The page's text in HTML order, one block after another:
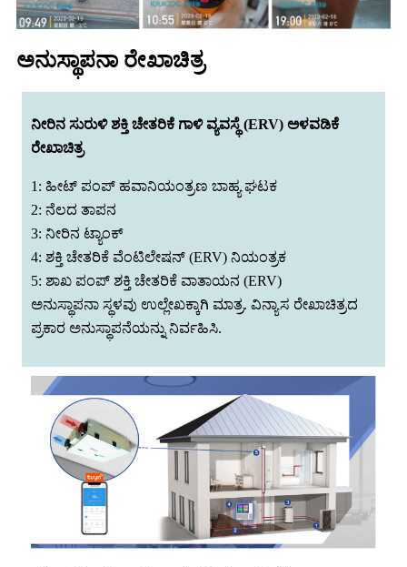
ಅನುಸ್ಥಾಪನಾ ರೇಖಾಚಿತ್ರ
ನೀರಿನ ಸುರುಳಿ ಶಕ್ತಿ ಚೇತರಿಕೆ ಗಾಳಿ ವ್ಯವಸ್ಥೆ (ERV) ಅಳವಡಿಕೆ
ರೇಖಾಚಿತ್ರ
1: ಹೀಟ್ ಪಂಪ್ ಹವಾನಿಯಂತ್ರಣ ಬಾಹ್ಯ ಘಟಕ
2: ನೆಲದ ತಾಪನ
3: ನೀರಿನ ಟ್ಯಾಂಕ್
4: ಶಕ್ತಿ ಚೇತರಿಕೆ ವೆಂಟಿಲೇಷನ್ (ERV) ನಿಯಂತ್ರಕ
5: ಶಾಖ ಪಂಪ್ ಶಕ್ತಿ ಚೇತರಿಕೆ ವಾತಾಯನ (ERV)
ಅನುಸ್ಥಾಪನಾ ಸ್ಥಳವು ಉಲ್ಲೇಖಕ್ಕಾಗಿ ಮಾತ್ರ. ವಿನ್ಯಾಸ ರೇಖಾಚಿತ್ರದ
ಪ್ರಕಾರ ಅನುಸ್ಥಾಪನೆಯನ್ನು ನಿರ್ವಹಿಸಿ.